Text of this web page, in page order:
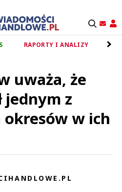
RAPORTY I ANALIZY
uważa, że
jednym z
w ich